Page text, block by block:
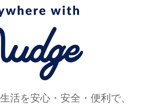
活を安心・安全・便利で、